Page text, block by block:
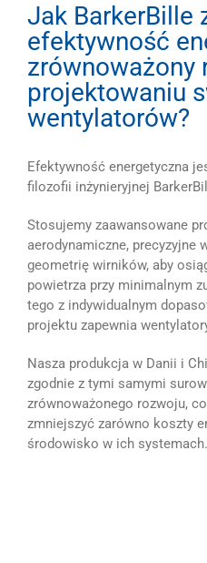
Jak BarkerBille
efektywność
zrównoważony
projektowaniu
wentylatorów?
Efektywność energetyczna
filozofii inżynieryjnej
Stosujemy zaawansowane
aerodynamiczne, precyzyjne
geometrię wirników, aby
powietrza przy minimalnym
tego z indywidualnym
projektu zapewnia
Nasza produkcja w Danii i
zgodnie z tymi samymi
zrównoważonego rozwoju,
zmniejszyć zarówno koszty
środowisko w ich systemach.